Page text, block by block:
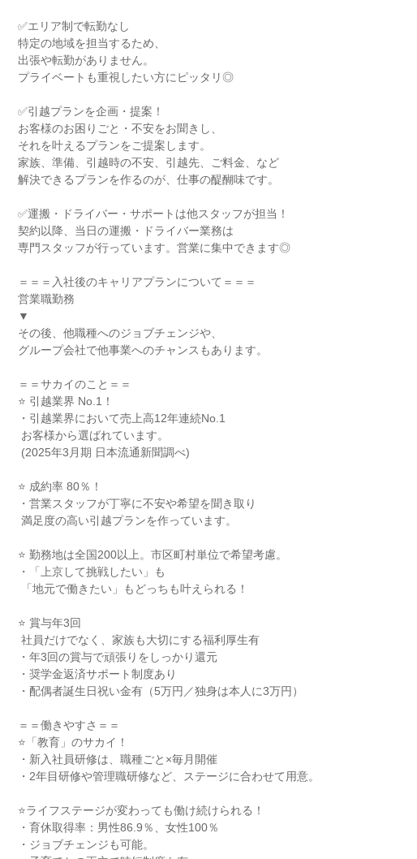
✅エリア制で転勤なし
特定の地域を担当するため、
出張や転勤がありません。
プライベートも重視したい方にピッタリ◎
✅引越プランを企画・提案！
お客様のお困りごと・不安をお聞きし、
それを叶えるプランをご提案します。
家族、準備、引越時の不安、引越先、ご料金、など
解決できるプランを作るのが、仕事の醍醐味です。
✅運搬・ドライバー・サポートは他スタッフが担当！
契約以降、当日の運搬・ドライバー業務は
専門スタッフが行っています。営業に集中できます◎
＝＝＝入社後のキャリアプランについて＝＝＝
営業職勤務
▼
その後、他職種へのジョブチェンジや、
グループ会社で他事業へのチャンスもあります。
＝＝サカイのこと＝＝
⭐ 引越業界 No.1！
・引越業界において売上高12年連続No.1
⭐ 成約率 80％！
・営業スタッフが丁寧に不安や希望を聞き取り
⭐ 勤務地は全国200以上。市区町村単位で希望考慮。
・「上京して挑戦したい」も
⭐ 賞与年3回
・年3回の賞与で頑張りをしっかり還元
・奨学金返済サポート制度あり
・配偶者誕生日祝い金有（5万円／独身は本人に3万円）
＝＝働きやすさ＝＝
⭐「教育」のサカイ！
・新入社員研修は、職種ごと×毎月開催
・2年目研修や管理職研修など、ステージに合わせて用意。
⭐ライフステージが変わっても働け続けられる！
・育休取得率：男性86.9％、女性100％
・ジョブチェンジも可能。